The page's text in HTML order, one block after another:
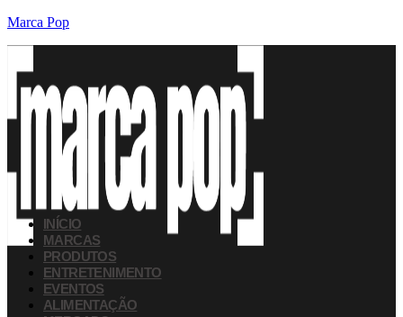
Marca Pop
INÍCIO
MARCAS
PRODUTOS
ENTRETENIMENTO
EVENTOS
ALIMENTAÇÃO